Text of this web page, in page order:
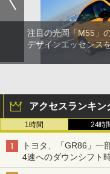
注目の光岡「M55」
デザインエッセンス
アクセスランキン
1時間 24時
トヨタ、「GR86」一
4速へのダウンシフト